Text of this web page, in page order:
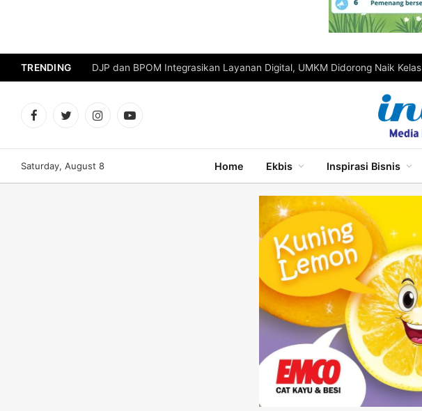
TRENDING DJP dan BPOM Integrasikan Layanan Digital, UMKM Didorong Naik Kelas
FacebookTwitterInstagramYouTube
Saturday, August 8 Home Ekbis Inspirasi Bisnis